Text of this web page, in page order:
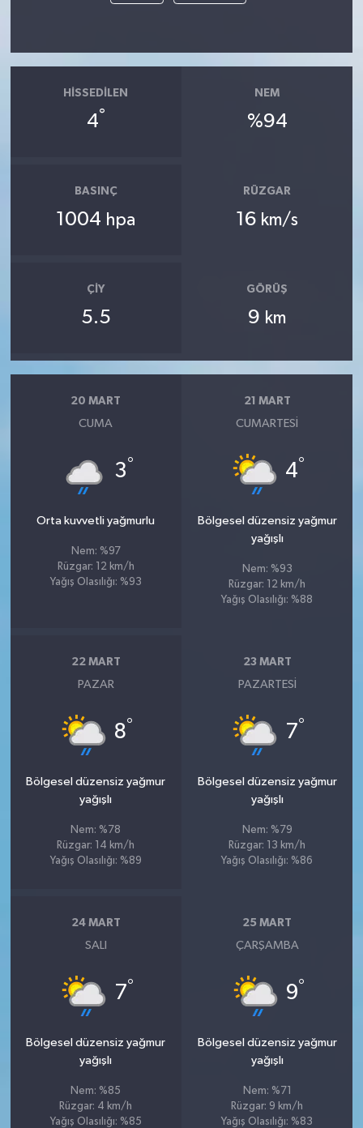
HISSEDILEN
4°
NEM
%94
BASINÇ
1004 hpa
RÜZGAR
16 km/s
ÇIY
5.5
GÖRÜŞ
9 km
20 MART
CUMA
3°
Orta kuvvetli yağmurlu
Nem: %97
Rüzgar: 12 km/h
Yağış Olasılığı: %93
21 MART
CUMARTESI
4°
Bölgesel düzensiz yağmur
yağışlı
Nem: %93
Rüzgar: 12 km/h
Yağış Olasılığı: %88
22 MART
PAZAR
8°
Bölgesel düzensiz yağmur
yağışlı
Nem: %78
Rüzgar: 14 km/h
Yağış Olasılığı: %89
23 MART
PAZARTESI
7°
Bölgesel düzensiz yağmur
yağışlı
Nem: %79
Rüzgar: 13 km/h
Yağış Olasılığı: %86
24 MART
SALI
7°
Bölgesel düzensiz yağmur
yağışlı
Nem: %85
Rüzgar: 4 km/h
Yağış Olasılığı: %85
25 MART
ÇARŞAMBA
9°
Bölgesel düzensiz yağmur
yağışlı
Nem: %71
Rüzgar: 9 km/h
Yağış Olasılığı: %83